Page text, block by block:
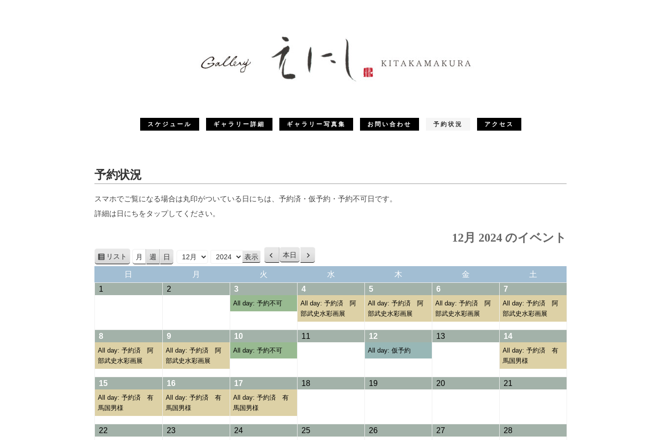
スケジュール ギャラリー詳細 ギャラリー写真集 お問い合わせ 予約状況 アクセス
予約状況
スマホでご覧になる場合は丸印がついている日にちは、予約済・仮予約・予約不可日です。
詳細は日にちをタップしてください。
12月 2024 のイベント
リスト
表
示
月 週 日
前
へ
本日
次
へ
日 月 火
日
水
日
木木
日
金金
日
土
日
1 2 303/12/2024
(1
event)
All day: 予約不可
404/12/2024
(1
event)
All day: 予約済 阿
部武史水彩画展
505/12/2024
(1
event)
All day: 予約済 阿
部武史水彩画展
606/12/2024
(1
event)
All day: 予約済 阿
部武史水彩画展
7
event)
All day: 予約済 阿
部武史水彩画展
808/12/2024
(1
event)
All day: 予約済 阿
部武史水彩画展
909/12/2024
(1
event)
All day: 予約済 阿
部武史水彩画展
10
event)
All day: 予約不可
11 12
event)
All day: 仮予約
1313/12/2024 1414/12/2024
(1
event)
All day: 予約済 有
馬国男様
1515/12/2024
(1
event)
All day: 予約済 有
馬国男様
1616/12/2024
(1
event)
All day: 予約済 有
馬国男様
17
event)
All day: 予約済 有
馬国男様
1818/12/2024 19 2020/12/2024 21
22 2323/12/2024 2424/12/2024 2525/12/2024 2626/12/2024 27 2828/12/2024